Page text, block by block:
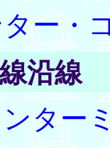
ー・
沿線
ター